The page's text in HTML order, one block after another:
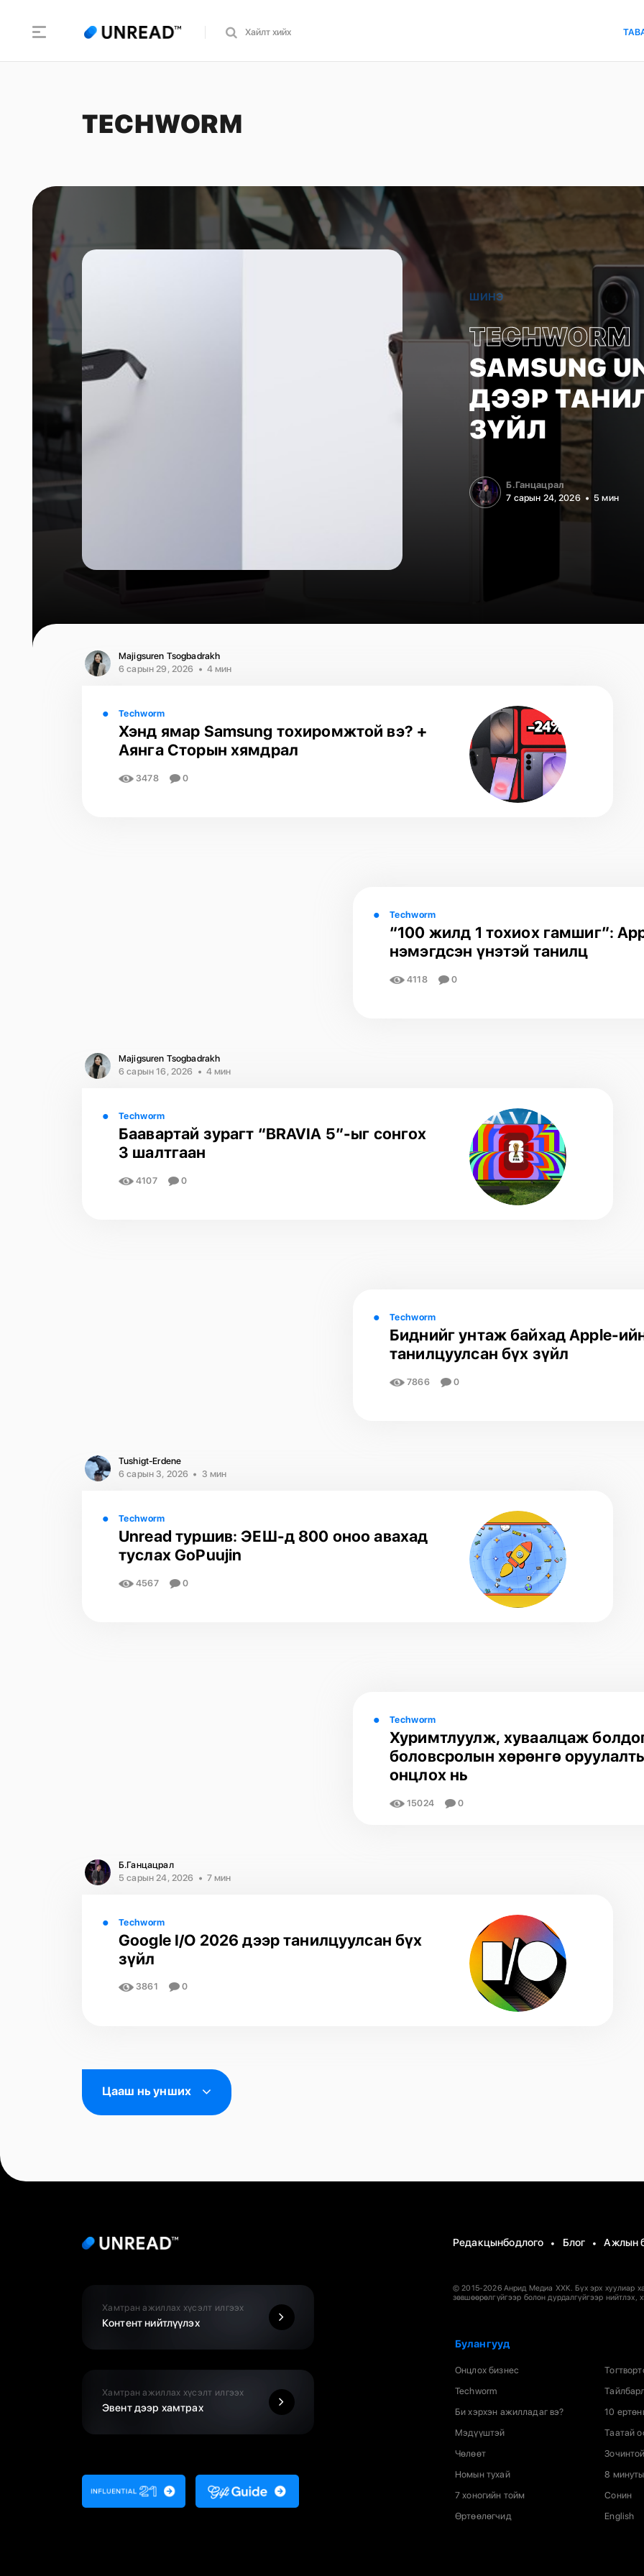
TECHWORM
ШИНЭ
TECHWORM
SAMSUNG
ДЭЭР
ЗҮЙЛ
Б.Ганцацрал
7 сарын 24, 2026
5 мин
Majigsuren Tsogbadrakh
6 сарын 29, 2026
4 мин
Techworm
Хэнд ямар Samsung тохиромжтой вэ? +
Аянга Сторын хямдрал
3478 0
Techworm
“100 жилд 1 тохиох гамшиг”:
нэмэгдсэн үнэтэй танилц
4118 0
Majigsuren Tsogbadrakh
6 сарын 16, 2026
4 мин
Techworm
Баавартай зурагт “BRAVIA 5”-ыг сонгох
3 шалтгаан
4107 0
Techworm
Биднийг унтаж байхад Apple-
танилцуулсан бүх зүйл
7866 0
Tushigt-Erdene
6 сарын 3, 2026
3 мин
Techworm
Unread туршив: ЭЕШ-д 800 оноо авахад
туслах GoPuujin
4567 0
Techworm
Хуримтлуулж, хуваалцаж
боловсролын хөрөнгө
онцлох нь
15024 0
Б.Ганцацрал
5 сарын 24, 2026
7 мин
Techworm
Google I/O 2026 дээр танилцуулсан бүх
зүйл
3861 0
Цааш нь унших
Хамтран ажиллах хүсэлт илгээх
Контент нийтлүүлэх
Хамтран ажиллах хүсэлт илгээх
Эвент дээр хамтрах
Редакцынбодлого Блог Ажлын
© 2015-2026 Анрид Медиа ХХК. Бүх эрх хуулиар
зөвшөөрөлгүйгээр болон дурдалгүйгээр нийтлэх,
Булангууд
Онцлох бизнес
Techworm
Би хэрхэн ажилладаг вэ?
Мэдүүштэй
Чөлөөт
Номын тухай
7 хоногийн тойм
Өртөөлөгчид
10
Таатай
8
Сонин
English